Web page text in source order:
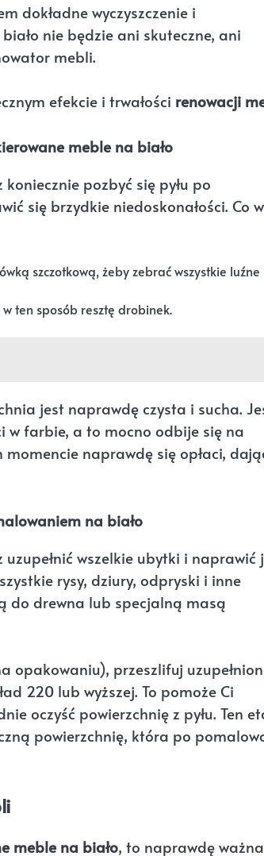
dokładne wyczyszczenie i
nie będzie ani skuteczne, ani
mebli.
efekcie i trwałości renowacji
meble na biało
koniecznie pozbyć się pyłu po
się brzydkie niedoskonałości. Co
szczotkową, żeby zebrać wszystkie luźne
ten sposób resztę drobinek.
jest naprawdę czysta i sucha.
w farbie, a to mocno odbije się na
naprawdę się opłaci,
na biało
uzupełnić wszelkie ubytki i naprawić
rysy, dziury, odpryski i inne
do drewna lub specjalną masą
opakowaniu), przeszlifuj
220 lub wyższej. To pomoże Ci
oczyść powierzchnię z pyłu. Ten
powierzchnię, która po
meble na biało, to naprawdę ważna